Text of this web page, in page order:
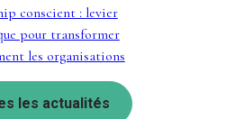
conscient : levier
pour transformer
les organisations
les actualités